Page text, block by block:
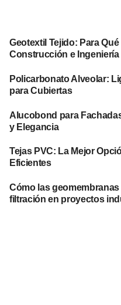
Geotextil Tejido: Para
Construcción e Ingeniería
Policarbonato Alveolar:
para Cubiertas
Alucobond para
y Elegancia
Tejas PVC: La Mejor
Eficientes
Cómo las
filtración en proyectos